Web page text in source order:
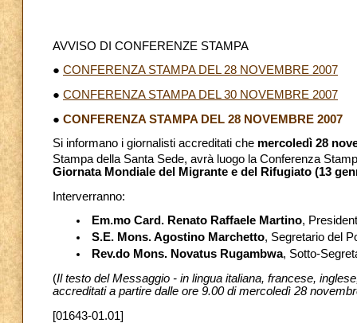
AVVISO DI CONFERENZE STAMPA
● CONFERENZA STAMPA DEL 28 NOVEMBRE 2007
● CONFERENZA STAMPA DEL 30 NOVEMBRE 2007
● CONFERENZA STAMPA DEL 28 NOVEMBRE 2007
Si informano i giornalisti accreditati che mercoledì 28
Stampa della Santa Sede, avrà luogo la Conferenza
Giornata Mondiale del Migrante e del Rifugiato (13
Interverranno:
Em.mo Card. Renato Raffaele Martino,
S.E. Mons. Agostino Marchetto, Segretario del
Rev.do Mons. Novatus Rugambwa, Sotto-
(Il testo del Messaggio - in lingua italiana, francese,
accreditati a partire dalle ore 9.00 di mercoledì 28
[01643-01.01]